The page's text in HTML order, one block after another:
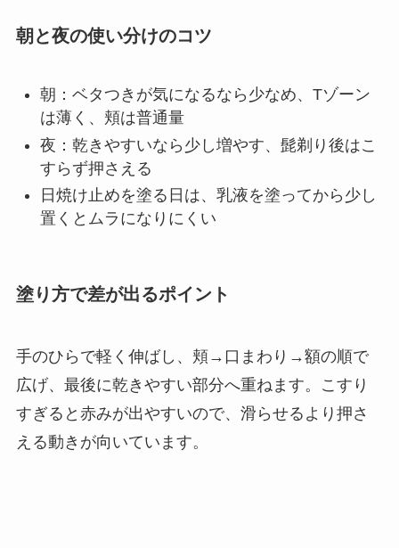
朝と夜の使い分けのコツ
朝：ベタつきが気になるなら少なめ、Tゾーン
は薄く、頬は普通量
夜：乾きやすいなら少し増やす、髭剃り後はこ
すらず押さえる
日焼け止めを塗る日は、乳液を塗ってから少し
置くとムラになりにくい
塗り方で差が出るポイント
手のひらで軽く伸ばし、頬→口まわり→額の順で
広げ、最後に乾きやすい部分へ重ねます。こすり
すぎると赤みが出やすいので、滑らせるより押さ
える動きが向いています。